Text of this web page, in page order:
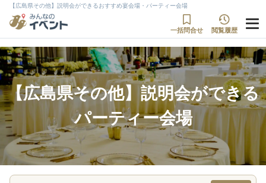
【広島県その他】説明会ができるおすすめ宴会場・パーティー会場
一括問合せ 閲覧履歴
【広島県その他】説明会ができる
パーティー会場